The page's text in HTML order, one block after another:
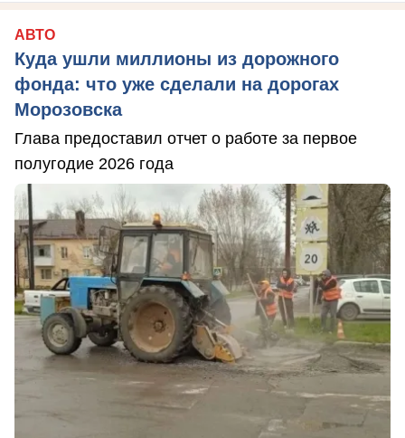
АВТО
Куда ушли миллионы из дорожного
фонда: что уже сделали на дорогах
Морозовска
Глава предоставил отчет о работе за первое
полугодие 2026 года